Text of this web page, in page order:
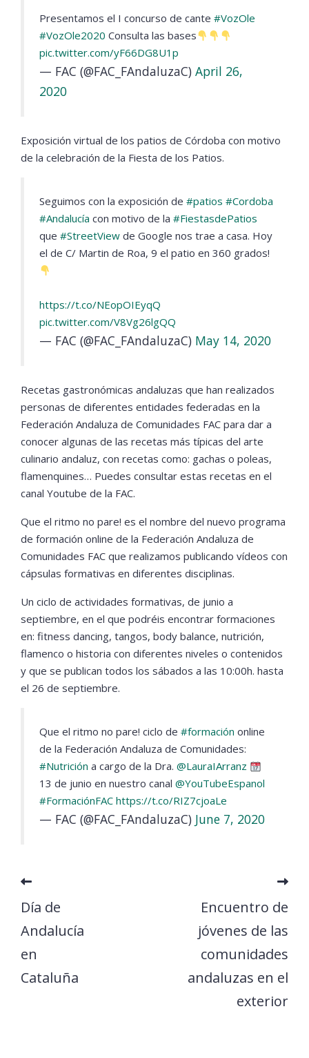
Presentamos el I concurso de cante #VozOle
#VozOle2020 Consulta las bases
pic.twitter.com/yF66DG8U1p
— FAC (@FAC_FAndaluzaC) April 26,
2020
Exposición virtual de los patios de Córdoba con motivo
de la celebración de la Fiesta de los Patios.
Seguimos con la exposición de #patios #Cordoba
#Andalucía con motivo de la #FiestasdePatios
que #StreetView de Google nos trae a casa. Hoy
el de C/ Martin de Roa, 9 el patio en 360 grados!
https://t.co/NEopOIEyqQ
pic.twitter.com/V8Vg26lgQQ
— FAC (@FAC_FAndaluzaC) May 14, 2020
Recetas gastronómicas andaluzas que han realizados
personas de diferentes entidades federadas en la
Federación Andaluza de Comunidades FAC para dar a
conocer algunas de las recetas más típicas del arte
culinario andaluz, con recetas como: gachas o poleas,
flamenquines… Puedes consultar estas recetas en el
canal Youtube de la FAC.
Que el ritmo no pare! es el nombre del nuevo programa
de formación online de la Federación Andaluza de
Comunidades FAC que realizamos publicando vídeos con
cápsulas formativas en diferentes disciplinas.
Un ciclo de actividades formativas, de junio a
septiembre, en el que podréis encontrar formaciones
en: fitness dancing, tangos, body balance, nutrición,
flamenco o historia con diferentes niveles o contenidos
y que se publican todos los sábados a las 10:00h. hasta
el 26 de septiembre.
Que el ritmo no pare! ciclo de #formación online
de la Federación Andaluza de Comunidades:
#Nutrición a cargo de la Dra. @LauraIArranz
13 de junio en nuestro canal @YouTubeEspanol
#FormaciónFAC https://t.co/RIZ7cjoaLe
— FAC (@FAC_FAndaluzaC) June 7, 2020
Día de
Andalucía
en
Cataluña
Encuentro de
jóvenes de las
comunidades
andaluzas en el
exterior